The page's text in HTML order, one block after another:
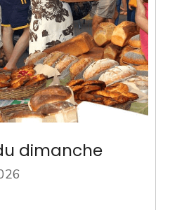
dimanche